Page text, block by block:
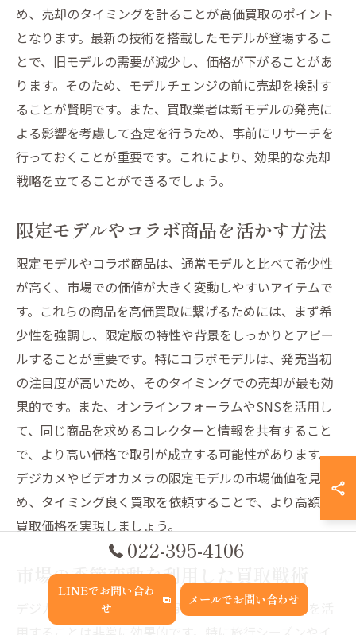
め、売却のタイミングを計ることが高価買取のポイント
となります。最新の技術を搭載したモデルが登場するこ
とで、旧モデルの需要が減少し、価格が下がることがあ
ります。そのため、モデルチェンジの前に売却を検討す
ることが賢明です。また、買取業者は新モデルの発売に
よる影響を考慮して査定を行うため、事前にリサーチを
行っておくことが重要です。これにより、効果的な売却
戦略を立てることができるでしょう。
限定モデルやコラボ商品を活かす方法
限定モデルやコラボ商品は、通常モデルと比べて希少性
が高く、市場での価値が大きく変動しやすいアイテムで
す。これらの商品を高価買取に繋げるためには、まず希
少性を強調し、限定版の特性や背景をしっかりとアピー
ルすることが重要です。特にコラボモデルは、発売当初
の注目度が高いため、そのタイミングでの売却が最も効
果的です。また、オンラインフォーラムやSNSを活用し
て、同じ商品を求めるコレクターと情報を共有すること
で、より高い価格で取引が成立する可能性があります。
デジカメやビデオカメラの限定モデルの市場価値を見極
め、タイミング良く買取を依頼することで、より高額な
買取価格を実現しましょう。
市場の季節変動を利用した買取戦術
デジカメやビデオカメラの買取を行う際、季節変動を活
022-395-4106
LINEでお問い合わ
せ
メールでお問い合わせ